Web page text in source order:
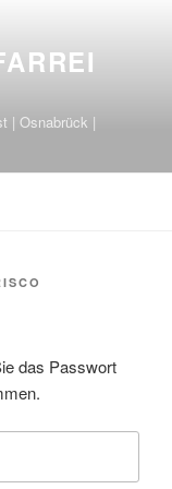
| Osnabrück |
das Passwort